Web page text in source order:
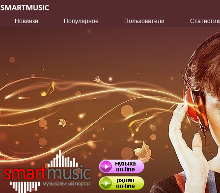
Новинки Популярное Пользователи